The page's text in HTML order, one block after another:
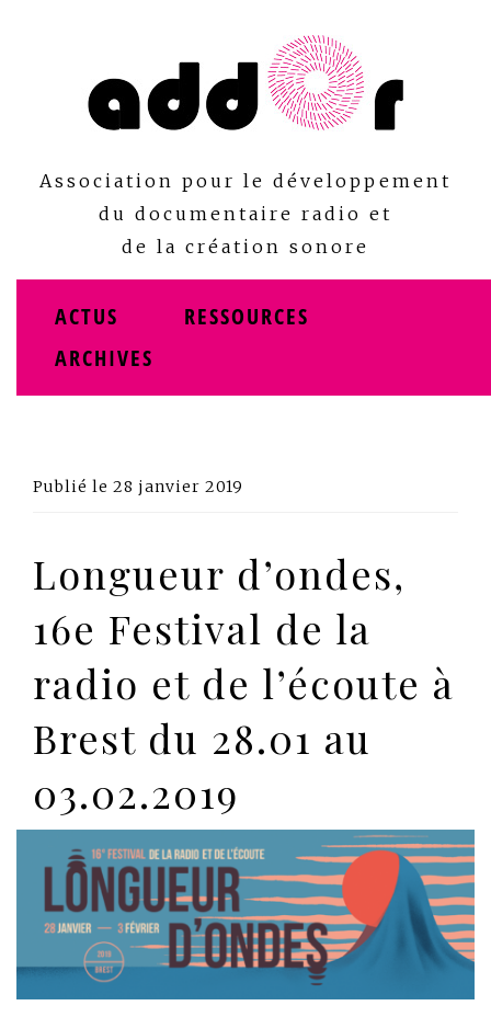
Association pour le développement
du documentaire radio et
de la création sonore
ACTUS
RESSOURCES
ARCHIVES
Publié le 28 janvier 2019
Longueur d’ondes,
16e Festival de la
radio et de l’écoute à
Brest du 28.01 au
03.02.2019